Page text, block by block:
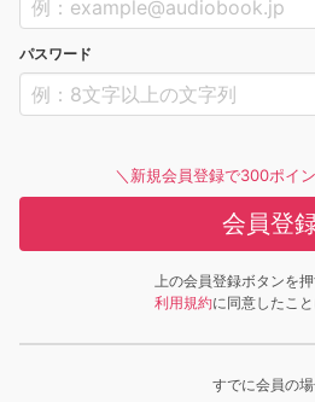
パスワード
＼新規会員登録で300ポイ
会員登
上の会員登録ボタンを押
利用規約に同意したこ
すでに会員の